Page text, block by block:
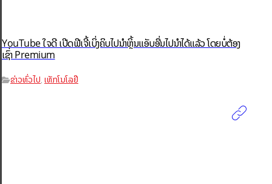
YouTube ໃຈດີ ເປີດຟີເຈີ້ເບິ່ງຄິບໄປນຳຫຼິ້ນແອັບອື່ນໄປນຳໄດ້ແລ້ວ ໂດຍບໍ່ຕ້ອງ
ເຊົ່າ Premium
ຂ່າວທົ່ວໄປ, ເທັກໂນໂລຢີ